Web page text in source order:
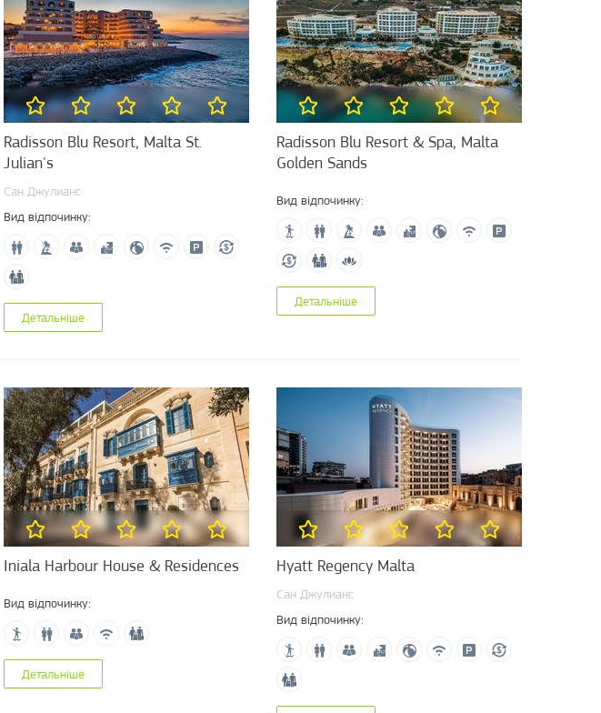
Radisson Blu Resort, Malta St.
Julian's
Сан Джулианс
Вид відпочинку:
Детальніше
Radisson Blu Resort & Spa, Malta
Golden Sands
Вид відпочинку:
Детальніше
Iniala Harbour House & Residences
Вид відпочинку:
Детальніше
Hyatt Regency Malta
Сан Джулианс
Вид відпочинку: